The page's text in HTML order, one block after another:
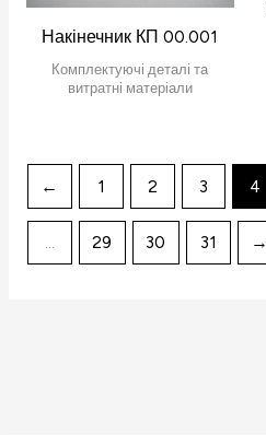
Накінечник КП 00.001
Комплектуючі деталі та
витратні матеріали
← 1 2 3 4
… 29 30 31 →